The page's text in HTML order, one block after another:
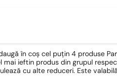
în coș cel puțin 4 produse
ieftin produs din grupul
cu alte reduceri. Este